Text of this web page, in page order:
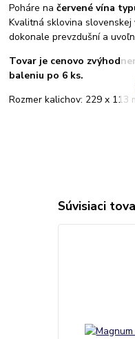
Poháre načervené vína
Kvalitná sklovina
dokonale prevzdušní a
Tovar je cenovo
baleniu po 6 ks.
Rozmer kalichov: 229 x 113
Súvisiaci